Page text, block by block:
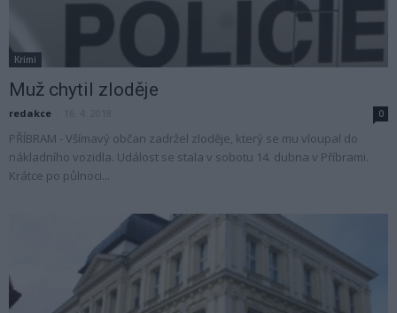
Krimi
Muž chytil zloděje
redakce 0
PŘÍBRAM - Všímavý občan zadržel zloděje, který se mu vloupal do
nákladního vozidla. Událost se stala v sobotu 14. dubna v Příbrami.
Krátce po půlnoci...